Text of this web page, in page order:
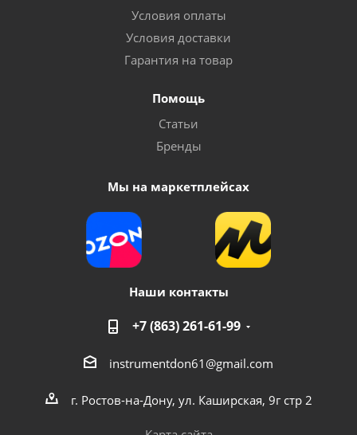
Условия оплаты
Условия доставки
Гарантия на товар
Помощь
Статьи
Бренды
Мы на маркетплейсах
Наши контакты
+7 (863) 261-61-99
instrumentdon61@gmail.com
г. Ростов-на-Дону, ул. Каширская, 9г стр 2